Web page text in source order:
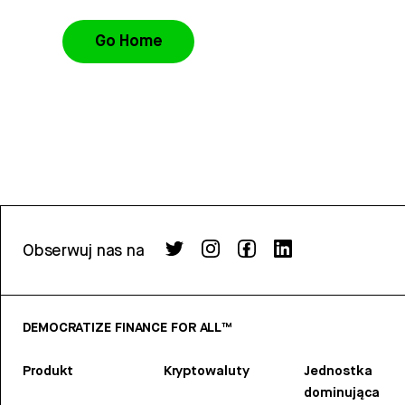
Go Home
Obserwuj nas na
DEMOCRATIZE FINANCE FOR ALL™
Produkt Kryptowaluty
Jednostka
dominująca